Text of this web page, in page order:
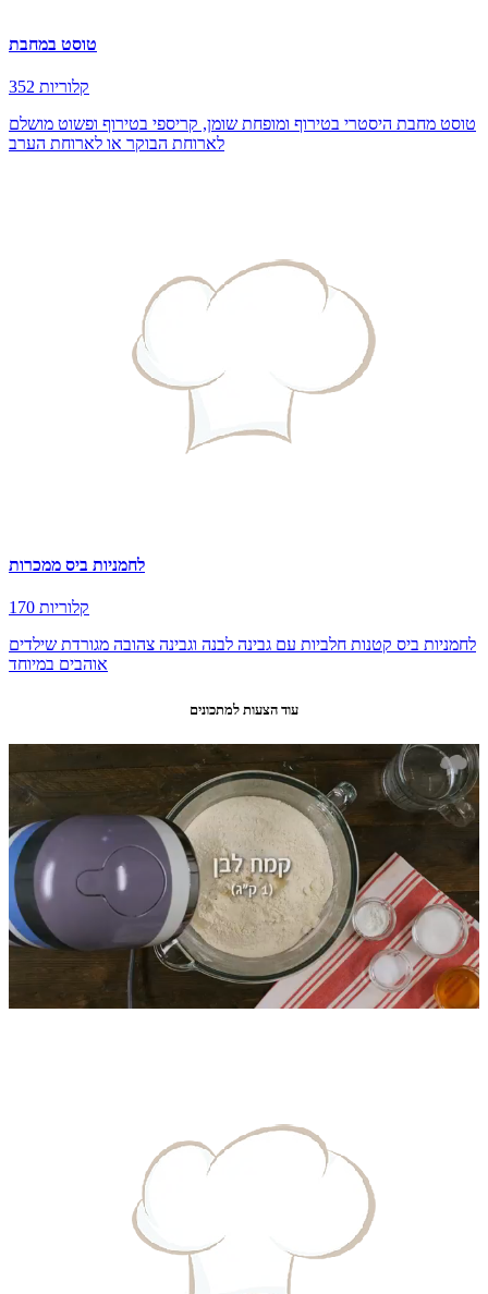
טוסט במחבת
352 קלוריות
טוסט מחבת היסטרי בטירוף ומופחת שומן, קריספי בטירוף ופשוט מושלם
לארוחת הבוקר או לארוחת הערב
לחמניות ביס ממכרות
170 קלוריות
לחמניות ביס קטנות חלביות עם גבינה לבנה וגבינה צהובה מגורדת שילדים
אוהבים במיוחד
עוד הצעות למתכונים